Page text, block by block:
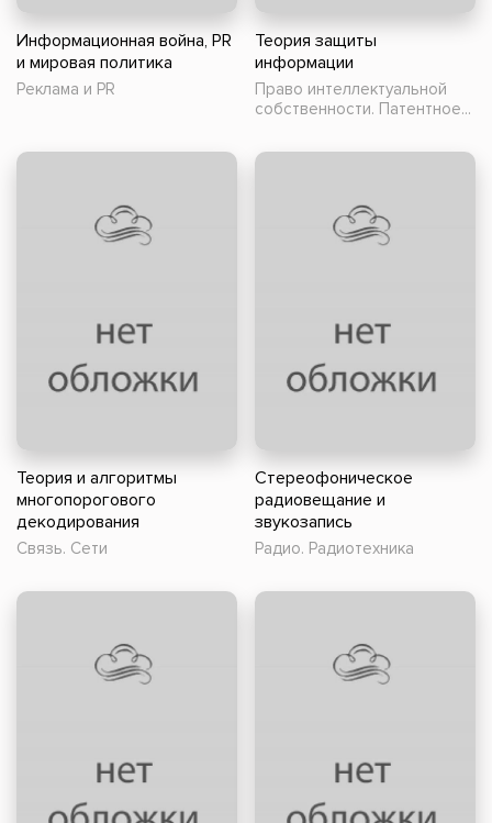
Информационная война, PR
и мировая политика
Реклама и PR
Теория защиты
информации
Право интеллектуальной
собственности. Патентное...
Теория и алгоритмы
многопорогового
декодирования
Связь. Сети
Стереофоническое
радиовещание и
звукозапись
Радио. Радиотехника